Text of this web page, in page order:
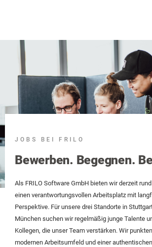
JOBS BEI FRILO
Bewerben. Begegnen.
Als FRILO Software GmbH bieten wir derzeit
einen verantwortungsvollen Arbeitsplatz mit
Perspektive. Für unsere drei Standorte in
München suchen wir regelmäßig junge Talente
Kollegen, die unser Team verstärken. Wir
modernen Arbeitsumfeld und einer authentischen